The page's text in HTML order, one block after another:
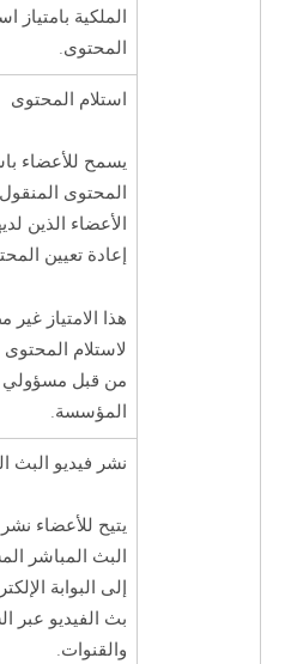
الملكية بامتياز
المحتوى.
استلام المحتوى
يسمح للأعضاء
المحتوى
الأعضاء الذين
إعادة تعيين
هذا الامتياز
لاستلام
من قبل مسؤولي
المؤسسة.
نشر فيديو البث
يتيح للأعضاء
البث المباشر
إلى البوابة
بث الفيديو عبر
والقنوات.